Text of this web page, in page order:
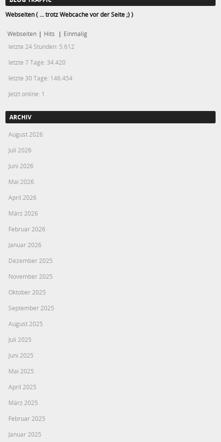
Webseiten ( ... trotz Webcache vor der Seite ;) )
Webseiten | Hits | Einmalig
letzte 24 Stunden: 5.612
letzte 7 Tage: 34.420
letzte 30 Tage: 146.454
Jetzt online: 1
ARCHIV
August 2026
Juli 2026
Juni 2026
Mai 2026
April 2026
März 2026
Februar 2026
Januar 2026
Dezember 2025
November 2025
Oktober 2025
September 2025
August 2025
Juli 2025
Juni 2025
Mai 2025
April 2025
März 2025
Februar 2025
Januar 2025